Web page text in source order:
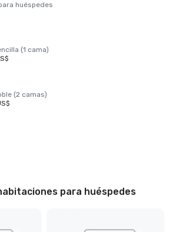
huéspedes
(1 cama)
(2 camas)
para huéspedes